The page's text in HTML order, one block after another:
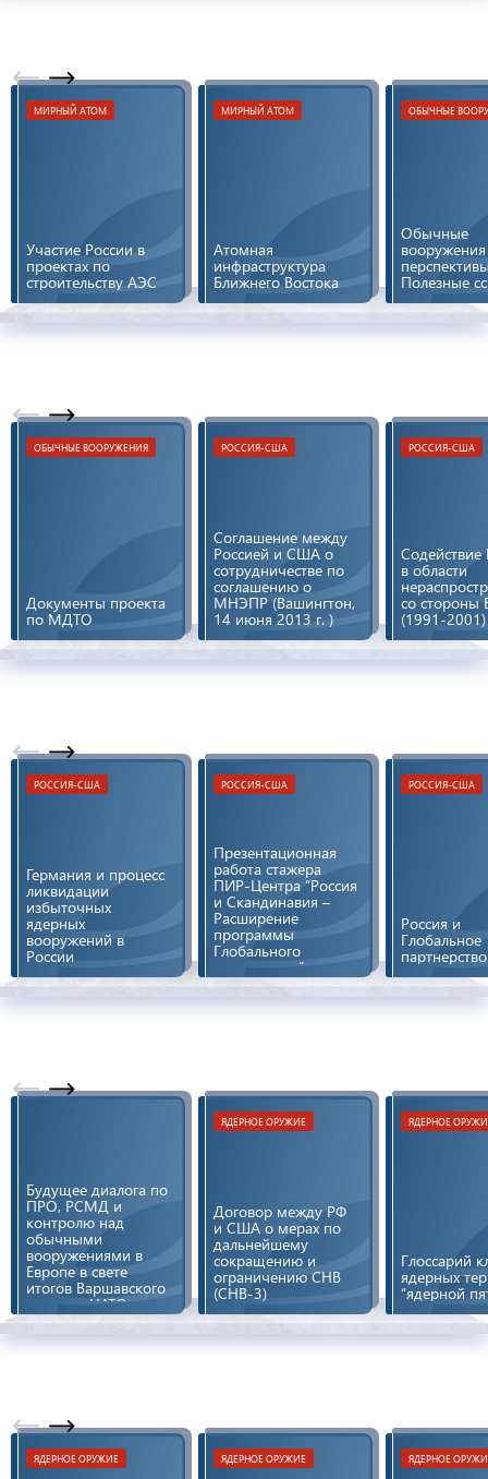
МИРНЫЙ АТОМ
Участие России в
проектах по
строительству АЭС
МИРНЫЙ АТОМ
Атомная
инфраструктура
Ближнего Востока
ОБЫЧНЫЕ
Обычные
Полезные
ОБЫЧНЫЕ ВООРУЖЕНИЯ
Документы проекта
по МДТО
РОССИЯ-США
Соглашение между
Россией и США о
сотрудничестве по
соглашению о
МНЭПР (Вашингтон,
14 июня 2013 г. )
РОССИЯ-США
Содействие
в области
со стороны
(1991-2001)
РОССИЯ-США
Германия и процесс
ликвидации
избыточных
ядерных
вооружений в
России
РОССИЯ-США
Презентационная
работа стажера
ПИР-Центра “Россия
и Скандинавия –
Расширение
программы
Глобального
партнерства”
РОССИЯ-США
Россия и
Глобальное
партнерство
Будущее диалога по
ПРО, РСМД и
контролю над
обычными
вооружениями в
Европе в свете
итогов Варшавского
саммита НАТО
ЯДЕРНОЕ ОРУЖИЕ
Договор между РФ
и США о мерах по
дальнейшему
сокращению и
ограничению СНВ
(СНВ-3)
ЯДЕРНОЕ
Глоссарий
ядерных
“ядерной
ЯДЕРНОЕ ОРУЖИЕ ЯДЕРНОЕ ОРУЖИЕ ЯДЕРНОЕ